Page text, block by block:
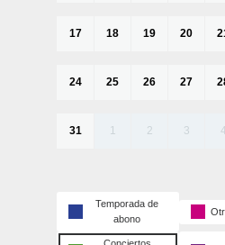
17 18 19 20
24 25 26 27
31 1 2 3 4
Temporada de
abono